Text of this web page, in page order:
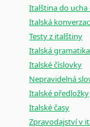
Italština do ucha
Italská
Testy z italštiny
Italská gramatika
Italské číslovky
Nepravidelná
Italské předložky
Italské časy
Zpravodajství v